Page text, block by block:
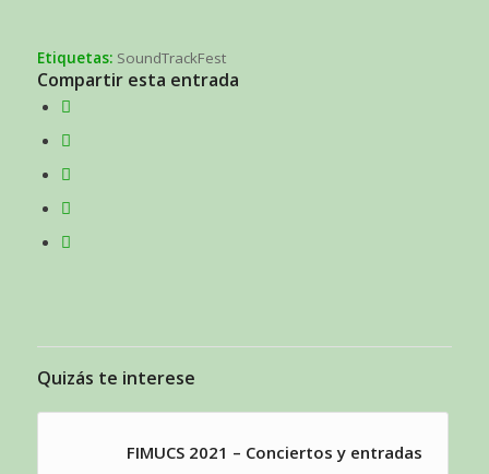
Etiquetas: SoundTrackFest
Compartir esta entrada
Quizás te interese
FIMUCS 2021 – Conciertos y entradas